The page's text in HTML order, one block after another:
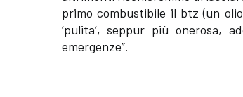
primo combustibile il btz (un
‘pulita’, seppur più onerosa,
emergenze”.